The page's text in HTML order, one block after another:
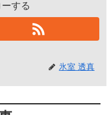
する
氷室 透真